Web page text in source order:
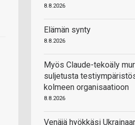
8.8.2026
Elämän synty
8.8.2026
Myös Claude-tekoäly
suljetusta
kolmeen organisaatioon
8.8.2026
Venäjä hyökkäsi